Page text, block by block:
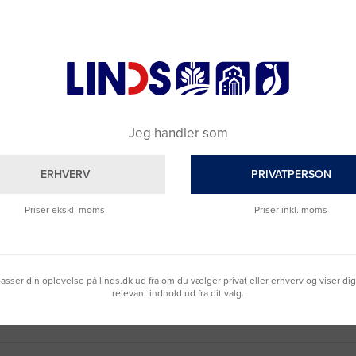
Du kan også kontakte din lokale sælger
Jeg handler som
ERHVERV
Priser ekskl. moms
PRIVATPERSON
Priser inkl. moms
din oplevelse på linds.dk ud fra om du vælger privat eller erhverv og viser
relevant indhold ud fra dit valg.